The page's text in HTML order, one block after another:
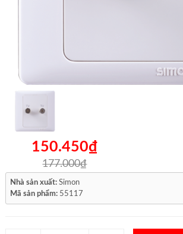
150.450₫
177.000₫
Nhà sản xuất: Simon
Mã sản phẩm: 55117